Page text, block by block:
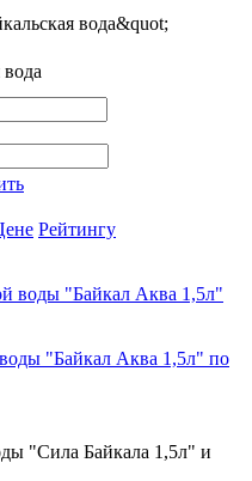
вода&quot;
Рейтингу
"Байкал Аква 1,5л" по
"Сила Байкала 1,5л" и